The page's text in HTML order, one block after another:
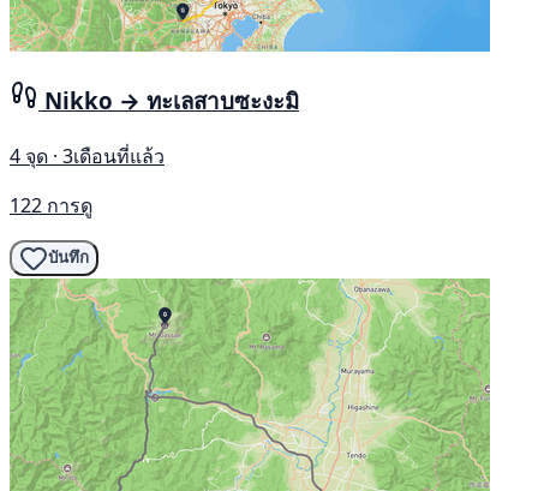
Nikko → ทะเลสาบซะงะมิ
4 จุด · 3เดือนที่แล้ว
122 การดู
บันทึก